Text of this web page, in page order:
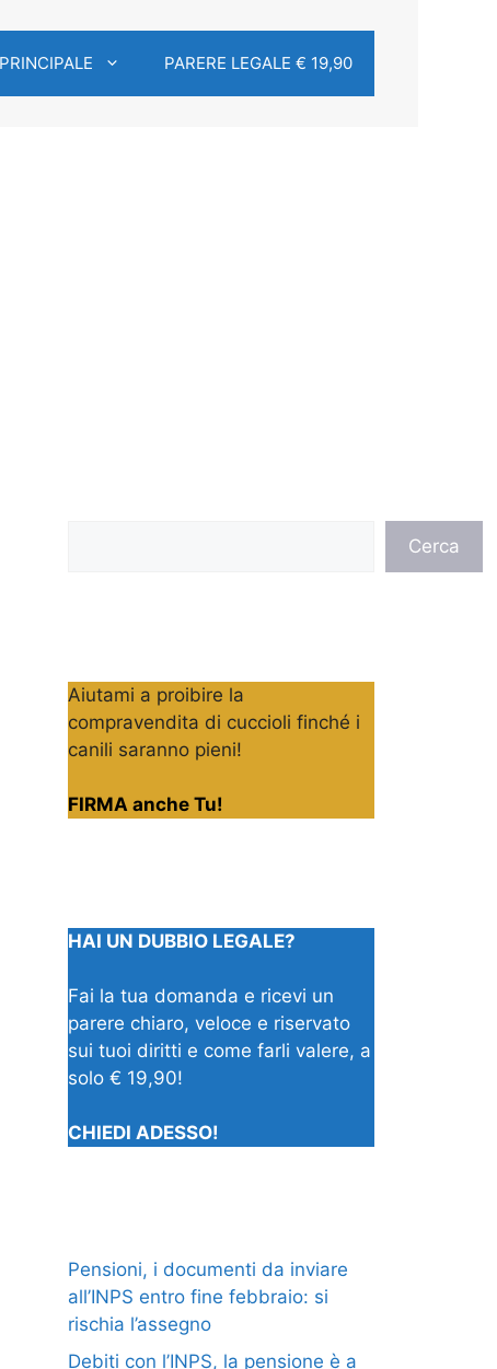
PARERE LEGALE € 19,90
Cerca
Aiutami a proibire la
compravendita di cuccioli finché i
canili saranno pieni!
FIRMA anche Tu!
HAI UN DUBBIO LEGALE?
Fai la tua domanda e ricevi un
parere chiaro, veloce e riservato
sui tuoi diritti e come farli valere, a
solo € 19,90!
CHIEDI ADESSO!
Pensioni, i documenti da inviare
all’INPS entro fine febbraio: si
rischia l’assegno
Debiti con l’INPS, la pensione è a